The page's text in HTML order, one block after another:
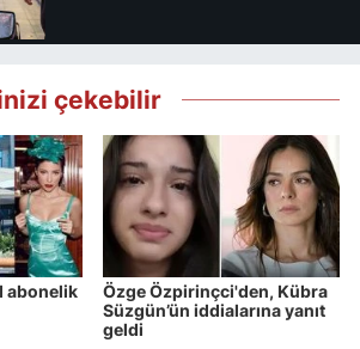
çekebilir
abonelik
Özge Özpirinçci'den, Kübra
Süzgün’ün iddialarına yanıt
geldi